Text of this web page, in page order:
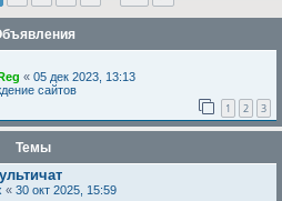
« 05 дек 2023, 13:13
сайтов
1 2 3
Темы
« 30 окт 2025, 15:59